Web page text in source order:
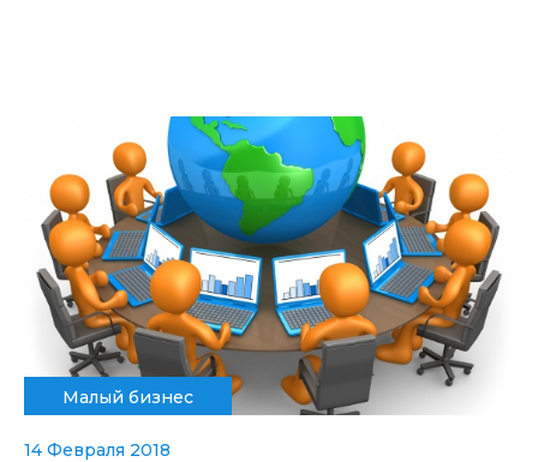
Малый бизнес
14 Февраля 2018